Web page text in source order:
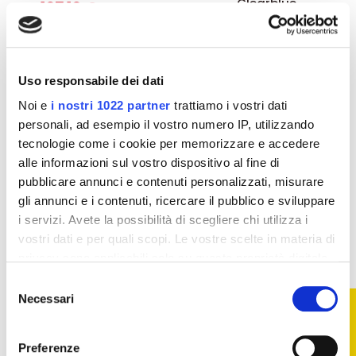
Uso responsabile dei dati
Noi e i nostri 1022 partner trattiamo i vostri dati
personali, ad esempio il vostro numero IP, utilizzando
tecnologie come i cookie per memorizzare e accedere
alle informazioni sul vostro dispositivo al fine di
pubblicare annunci e contenuti personalizzati, misurare
gli annunci e i contenuti, ricercare il pubblico e sviluppare
i servizi. Avete la possibilità di scegliere chi utilizza i
vostri dati e per quali scopi. Le vostre scelte in materia di
modificare o revocare il proprio consenso in qualsiasi
momento dalla Dichiarazione sui cookie o facendo clic
delNecessari
Preferenze
107,10 €
Aggiungi al
42,93 €47,70 €
Aggiungi al
-20%
Test di gravidanza
-20%
Clearblue Test Di
FILTRO